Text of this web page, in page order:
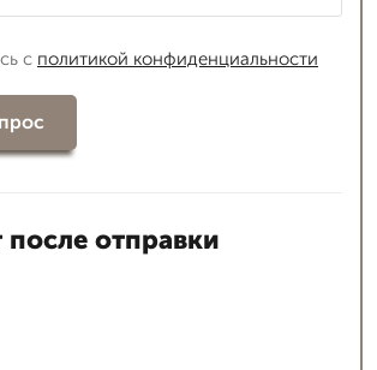
с политикой конфиденциальности
после отправки